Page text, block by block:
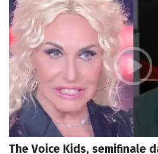
The Voice Kids, semifinale